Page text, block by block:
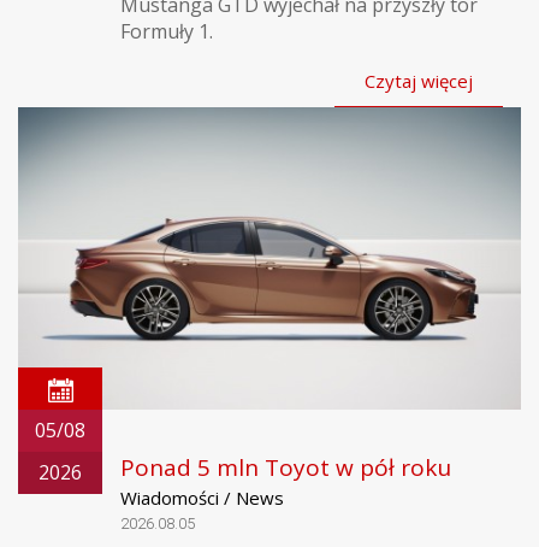
Formuły 1.
Czytaj więcej
05/08
2026
Ponad 5 mln Toyot w pół roku
Wiadomości / News
2026.08.05